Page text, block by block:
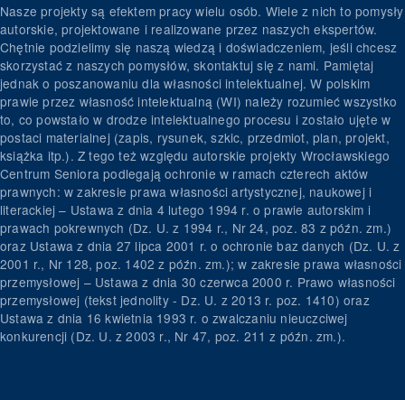
Nasze projekty są efektem pracy wielu osób. Wiele z nich to pomysły
autorskie, projektowane i realizowane przez naszych ekspertów.
Chętnie podzielimy się naszą wiedzą i doświadczeniem, jeśli chcesz
skorzystać z naszych pomysłów, skontaktuj się z nami. Pamiętaj
jednak o poszanowaniu dla własności intelektualnej. W polskim
prawie przez własność intelektualną (WI) należy rozumieć wszystko
to, co powstało w drodze intelektualnego procesu i zostało ujęte w
postaci materialnej (zapis, rysunek, szkic, przedmiot, plan, projekt,
książka itp.). Z tego też względu autorskie projekty Wrocławskiego
Centrum Seniora podlegają ochronie w ramach czterech aktów
prawnych: w zakresie prawa własności artystycznej, naukowej i
literackiej – Ustawa z dnia 4 lutego 1994 r. o prawie autorskim i
prawach pokrewnych (Dz. U. z 1994 r., Nr 24, poz. 83 z późn. zm.)
oraz Ustawa z dnia 27 lipca 2001 r. o ochronie baz danych (Dz. U. z
2001 r., Nr 128, poz. 1402 z późn. zm.); w zakresie prawa własności
przemysłowej – Ustawa z dnia 30 czerwca 2000 r. Prawo własności
przemysłowej (tekst jednolity - Dz. U. z 2013 r. poz. 1410) oraz
Ustawa z dnia 16 kwietnia 1993 r. o zwalczaniu nieuczciwej
konkurencji (Dz. U. z 2003 r., Nr 47, poz. 211 z późn. zm.).